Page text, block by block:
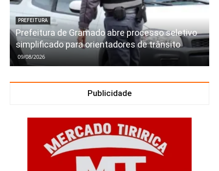
PREFEITURA
Prefeitura de Gramado abre processo seletivo
simplificado para orientadores de trânsito
09/08/2026
Publicidade